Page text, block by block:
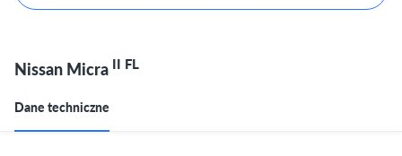
Nissan Micra II FL
Dane techniczne